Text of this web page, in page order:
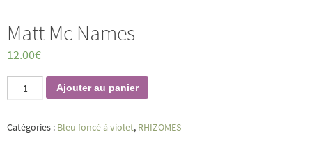
Matt Mc Names
12.00€
quantité
de
Mc
Ajouter au panier
Catégories : Bleu foncé à violet, RHIZOMES